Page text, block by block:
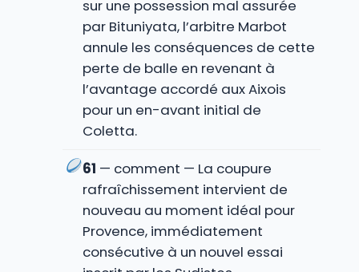
sur une possession mal assurée
par Bituniyata, l’arbitre Marbot
annule les conséquences de cette
perte de balle en revenant à
l’avantage accordé aux Aixois
pour un en-avant initial de
Coletta.
61 — comment — La coupure
rafraîchissement intervient de
nouveau au moment idéal pour
Provence, immédiatement
consécutive à un nouvel essai